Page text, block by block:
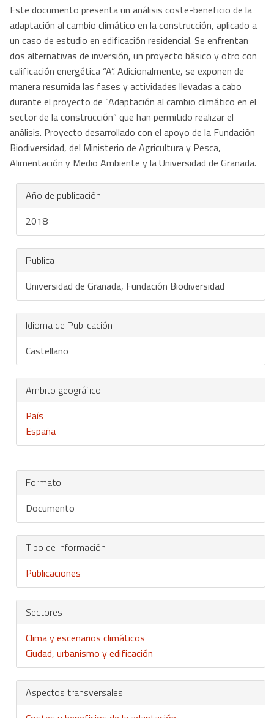
Este documento presenta un análisis coste-beneficio de la
adaptación al cambio climático en la construcción, aplicado a
un caso de estudio en edificación residencial. Se enfrentan
dos alternativas de inversión, un proyecto básico y otro con
calificación energética “A”. Adicionalmente, se exponen de
manera resumida las fases y actividades llevadas a cabo
durante el proyecto de “Adaptación al cambio climático en el
sector de la construcción” que han permitido realizar el
análisis. Proyecto desarrollado con el apoyo de la Fundación
Biodiversidad, del Ministerio de Agricultura y Pesca,
Alimentación y Medio Ambiente y la Universidad de Granada.
Año de publicación
2018
Publica
Universidad de Granada, Fundación Biodiversidad
Idioma de Publicación
Castellano
Ambito geográfico
País
España
Formato
Documento
Tipo de información
Publicaciones
Sectores
Clima y escenarios climáticos
Ciudad, urbanismo y edificación
Aspectos transversales